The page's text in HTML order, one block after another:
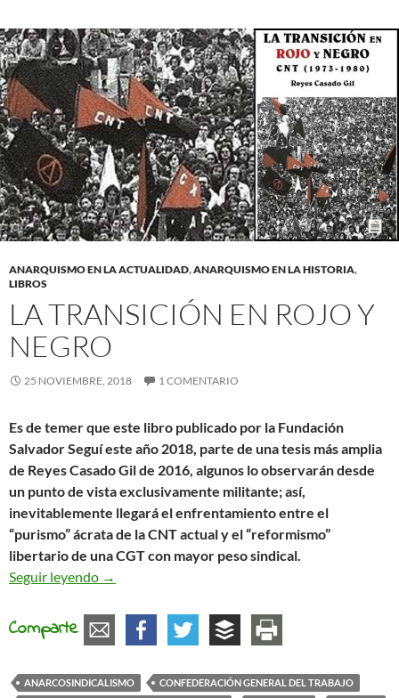
ANARQUISMO EN LA ACTUALIDAD,ANARQUISMO EN LA HISTORIA,
LIBROS
LA TRANSICIÓN EN ROJO Y
NEGRO
25 NOVIEMBRE, 2018 1 COMENTARIO
Es de temer que este libro publicado por la Fundación
Salvador Seguí este año 2018, parte de una tesis más amplia
de Reyes Casado Gil de 2016, algunos lo observarán desde
un punto de vista exclusivamente militante; así,
inevitablemente llegará el enfrentamiento entre el
“purismo” ácrata de la CNT actual y el “reformismo”
libertario de una CGT con mayor peso sindical.
Seguir leyendo
La Transición en rojo y negro
→
Comparte
ANARCOSINDICALISMO
CONFEDERACIÓN GENERAL DEL TRABAJO